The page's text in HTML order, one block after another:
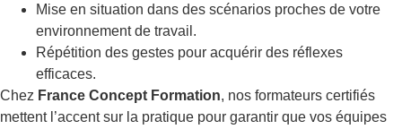
Mise en situation dans des scénarios proches de votre
environnement de travail.
Répétition des gestes pour acquérir des réflexes
efficaces.
Chez France Concept Formation, nos formateurs certifiés
mettent l’accent sur la pratique pour garantir que vos équipes